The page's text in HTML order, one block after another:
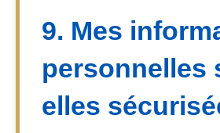
9. Mes
personnelles
elles